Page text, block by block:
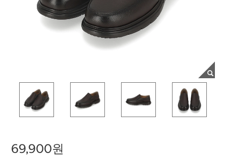
69,900원